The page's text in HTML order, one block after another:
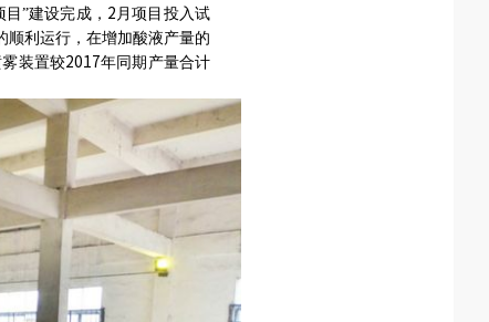
目”建设完成， 2 月项目投入试
顺利运行，在增加酸液产量的
装置较2017年同期产量合计